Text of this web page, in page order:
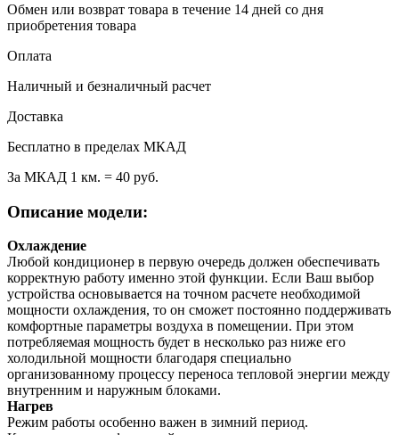
Обмен или возврат товара в течение 14 дней со дня
приобретения товара
Оплата
Наличный и безналичный расчет
Доставка
Бесплатно в пределах МКАД
За МКАД 1 км. = 40 руб.
Описание модели:
Охлаждение
Любой кондиционер в первую очередь должен обеспечивать
корректную работу именно этой функции. Если Ваш выбор
устройства основывается на точном расчете необходимой
мощности охлаждения, то он сможет постоянно поддерживать
комфортные параметры воздуха в помещении. При этом
потребляемая мощность будет в несколько раз ниже его
холодильной мощности благодаря специально
организованному процессу переноса тепловой энергии между
внутренним и наружным блоками.
Нагрев
Режим работы особенно важен в зимний период.